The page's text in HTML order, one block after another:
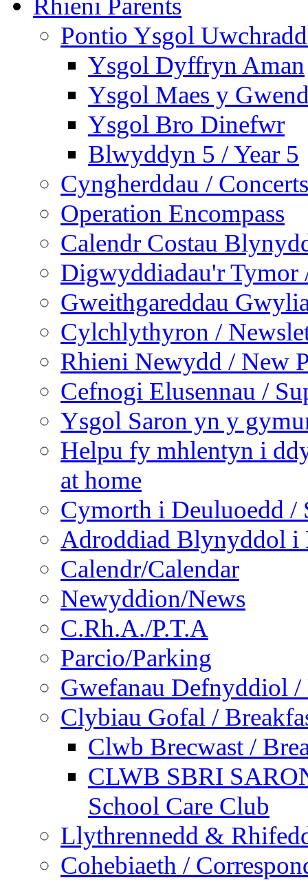
Rhieni Parents
Pontio Ysgol
Ysgol Dyffryn Aman
Ysgol Maes y
Ysgol Bro Dinefwr
Blwyddyn 5 / Year 5
Cyngherddau / Concerts
Operation Encompass
Calendr Costau
Digwyddiadau'r Tymor
Gweithgareddau
Cylchlythyron /
Rhieni Newydd / New
Cefnogi Elusennau /
Ysgol Saron yn y
Helpu fy mhlentyn i
at home
Cymorth i Deuluoedd /
Adroddiad Blynyddol i
Calendr/Calendar
Newyddion/News
C.Rh.A./P.T.A
Parcio/Parking
Gwefanau Defnyddiol /
Clybiau Gofal /
Clwb Brecwast /
CLWB SBRI
School Care Club
Llythrennedd &
Cohebiaeth /